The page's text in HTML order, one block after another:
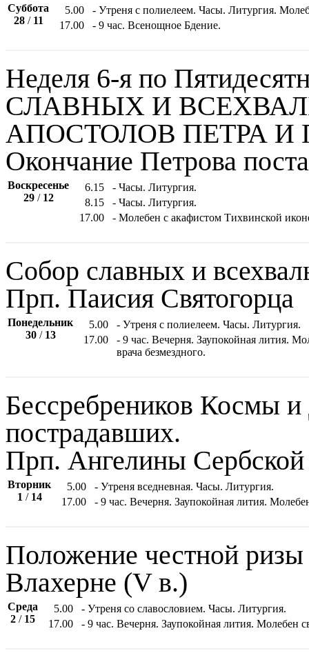
Суббота
28/ 11
5.00
- Утреня с полиелеем. Часы. Литургия.
17.00
- 9 час. Всенощное Бдение.
Неделя 6-я по
СЛАВНЫХ И
АПОСТОЛОВ ПЕТРА И
Окончание Петрова поста
Воскресенье
29/ 12
6.15
- Часы. Литургия.
8.15
- Часы. Литургия.
17.00
- Молебен с акафистом Тихвинской
Собор славных и
Прп. Паисия Святогорца
Понедельник
30/ 13
5.00
- Утреня с полиелеем. Часы. Литургия.
17.00
- 9 час. Вечерня. Заупокойная лития.
врача безмездного.
Бессребреников Космы
пострадавших.
Прп. Ангелины Сербской
Вторник
1 / 14
5.00
- Утреня вседневная. Часы. Литургия.
17.00
- 9 час. Вечерня. Заупокойная лития.
Положение честной
Влахерне (V в.)
Среда
2 / 15
5.00
- Утреня со славословием. Часы. Литургия.
17.00
- 9 час. Вечерня. Заупокойная лития. Молебен